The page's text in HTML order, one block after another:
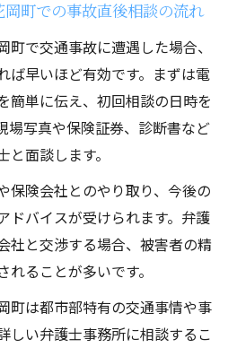
町での事故直後相談の流れ
で交通事故に遭遇した場合、
ば早いほど有効です。まずは電
簡単に伝え、初回相談の日時を
場写真や保険証券、診断書など
面談します。
保険会社とのやり取り、今後の
ドバイスが受けられます。弁護
社と交渉する場合、被害者の精
ることが多いです。
町は都市部特有の交通事情や事
しい弁護士事務所に相談するこ